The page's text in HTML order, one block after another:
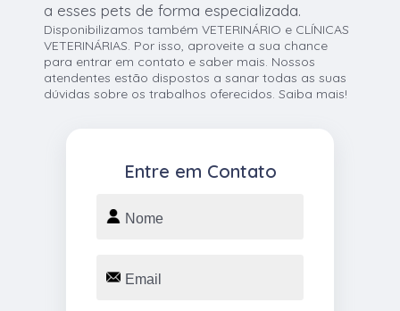
a esses pets de forma especializada.
Disponibilizamos também VETERINÁRIO e CLÍNICAS
VETERINÁRIAS. Por isso, aproveite a sua chance
para entrar em contato e saber mais. Nossos
atendentes estão dispostos a sanar todas as suas
dúvidas sobre os trabalhos oferecidos. Saiba mais!
Entre em Contato